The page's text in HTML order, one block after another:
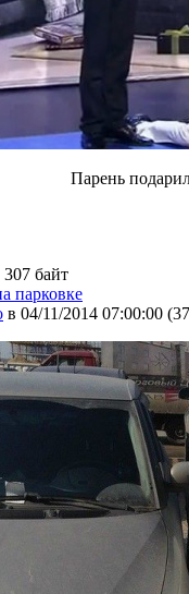
Парень
307 байт
парковке
в 04/11/2014 07:00:00 (